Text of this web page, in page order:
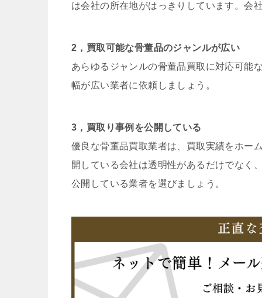
は会社の所在地がはっきりしています。会
2，買取可能な骨董品のジャンルが広い
あらゆるジャンルの骨董品買取に対応可能
幅が広い業者に依頼しましょう。
3，買取り事例を公開している
優良な骨董品買取業者は、買取実績をホー
開している会社は透明性があるだけでなく
公開している業者を選びましょう。